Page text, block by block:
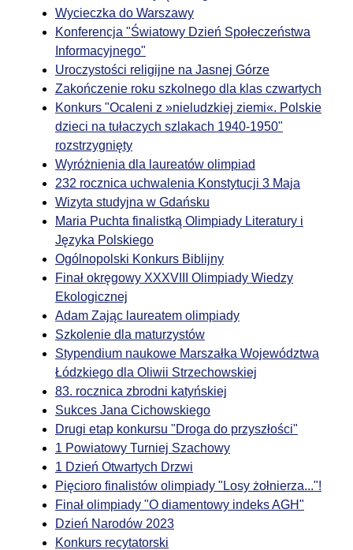
Wycieczka do Warszawy
Konferencja "Światowy Dzień Społeczeństwa
Informacyjnego"
Uroczystości religijne na Jasnej Górze
Zakończenie roku szkolnego dla klas czwartych
Konkurs "Ocaleni z »nieludzkiej ziemi«. Polskie
dzieci na tułaczych szlakach 1940-1950"
rozstrzygnięty
Wyróżnienia dla laureatów olimpiad
232 rocznica uchwalenia Konstytucji 3 Maja
Wizyta studyjna w Gdańsku
Maria Puchta finalistką Olimpiady Literatury i
Języka Polskiego
Ogólnopolski Konkurs Biblijny
Finał okręgowy XXXVIII Olimpiady Wiedzy
Ekologicznej
Adam Zając laureatem olimpiady
Szkolenie dla maturzystów
Stypendium naukowe Marszałka Województwa
Łódzkiego dla Oliwii Strzechowskiej
83. rocznica zbrodni katyńskiej
Sukces Jana Cichowskiego
Drugi etap konkursu "Droga do przyszłości"
1 Powiatowy Turniej Szachowy
1 Dzień Otwartych Drzwi
Pięcioro finalistów olimpiady "Losy żołnierza..."!
Finał olimpiady "O diamentowy indeks AGH"
Dzień Narodów 2023
Konkurs recytatorski